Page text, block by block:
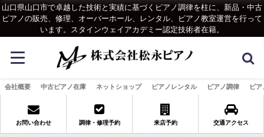
山口県山口市で卓越した技術と実績に基づくピアノ調律を柱に、新品・中古
ピアノの販売、修理、オーバーホール、レンタル、ピアノ教室運営を行って
います。スタインウェイアカデミー認定技術者在籍。
会社概要 中古ピアノ在庫 ネットショップ ピアノレンタル ピアノ調律 ピ
お問い合わせ 調律・修理予約 来店予約 交通アクセス